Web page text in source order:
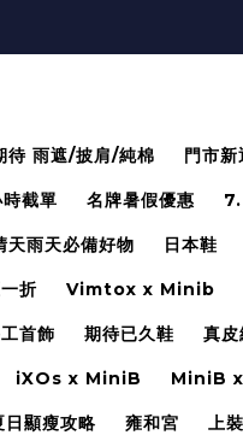
待 雨遮/披肩/純棉 門市新
截單 名牌暑假優惠
天雨天必備好物 日本鞋
折 Vimtox x Minib
首飾 期待已久鞋 真
iXOs x MiniB MiniB
顯瘦攻略 雍和宮 上裝